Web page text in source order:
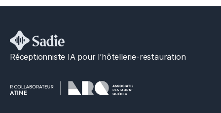
Réceptionniste IA pour l’hôtellerie-restauration